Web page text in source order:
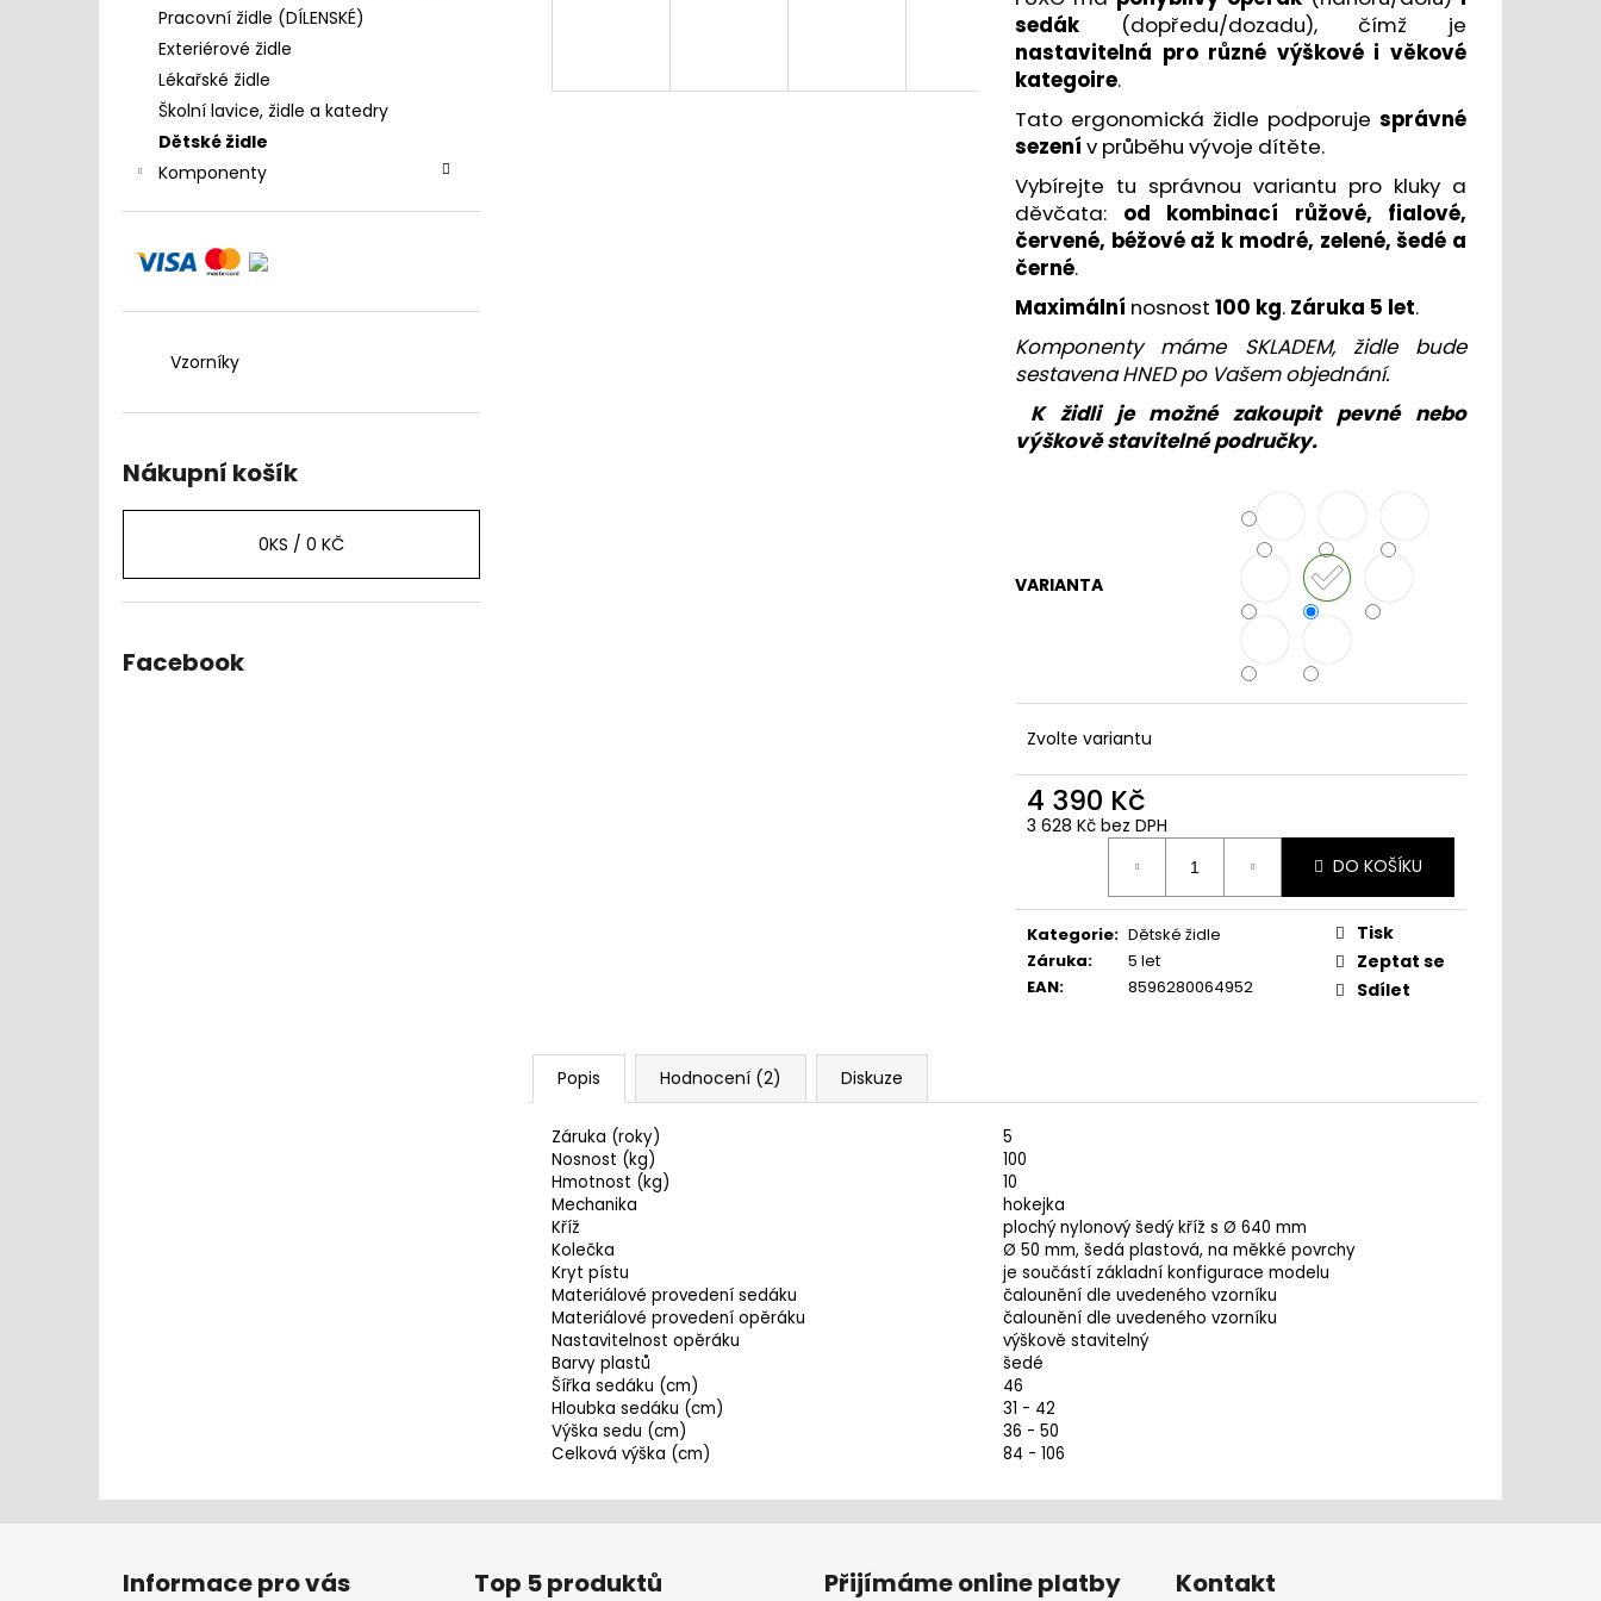
Pracovní židle (DÍLENSKÉ)
Exteriérové židle
Lékařské židle
Školní lavice, židle a katedry
Dětské židle
Komponenty
Vzorníky
Nákupní košík
0KS / 0 KČ
Facebook
sedák (dopředu/dozadu), čímž je
nastavitelná pro různé výškové i věkové
kategoire.
Tato ergonomická židle podporuje správné
sezení v průběhu vývoje dítěte.
Vybírejte tu správnou variantu pro kluky a
děvčata: od kombinací růžové, fialové,
červené, béžové až k modré, zelené, šedé a
černé.
Maximální nosnost 100 kg. Záruka 5 let.
Komponenty máme SKLADEM, židle bude
sestavena HNED po Vašem objednání.
K židli je možné zakoupit pevné nebo
výškově stavitelné područky.
VARIANTA
Zvolte variantu
4 390 Kč
3 628 Kč bez DPH
DO KOŠÍKU
Kategorie: Dětské židle
Záruka:
5 let
EAN: 8596280064952
Tisk
Zeptat se
Sdílet
A
M
Popis Hodnocení (2) Diskuze
Záruka (roky)
5
Nosnost (kg)
100
Hmotnost (kg)
10
Mechanika
hokejka
Kříž
plochý nylonový šedý kříž s Ø 640 mm
Kolečka
Ø 50 mm, šedá plastová, na měkké povrchy
Kryt pístu
je součástí základní konfigurace modelu
Materiálové provedení sedáku
čalounění dle uvedeného vzorníku
Materiálové provedení opěráku
čalounění dle uvedeného vzorníku
Nastavitelnost opěráku
výškově stavitelný
Barvy plastů
šedé
Šířka sedáku (cm)
46
Hloubka sedáku (cm)
31 - 42
Výška sedu (cm)
36 - 50
Celková výška (cm)
84 - 106
4 390 Kč
Z
Informace pro vás Top 5 produktů Přijímáme online platby Kontakt
www.sedimdobre.cz - Chat